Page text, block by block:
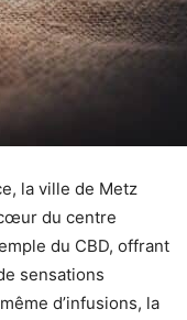
la ville de Metz
du centre
du CBD, offrant
sensations
d’infusions, la